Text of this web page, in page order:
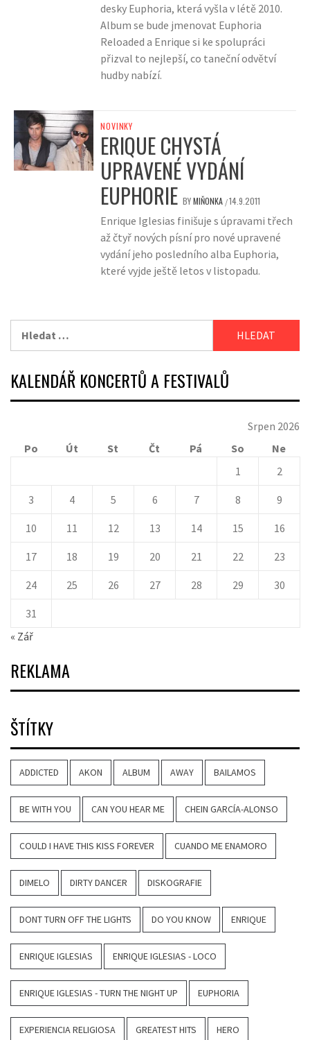
desky Euphoria, která vyšla v létě 2010.
Album se bude jmenovat Euphoria
Reloaded a Enrique si ke spolupráci
přizval to nejlepší, co taneční odvětví
hudby nabízí.
NOVINKY
ERIQUE CHYSTÁ
UPRAVENÉ VYDÁNÍ
EUPHORIE BYMIŇONKA /14.9.2011
Enrique Iglesias finišuje s úpravami třech
až čtyř nových písní pro nové upravené
vydání jeho posledního alba Euphoria,
které vyjde ještě letos v listopadu.
KALENDÁŘ KONCERTŮ A FESTIVALŮ
Srpen 2026
Po
Út St Čt Pá So
Ne
1
2
3 4 5 6 7 8 9
10 11 12 13 14 15 16
17 18 19 20 21 22 23
24 25 26 27 28 29 30
31
« Zář
REKLAMA
ŠTÍTKY
ADDICTED AKON ALBUM AWAY BAILAMOS
BE WITH YOU CAN YOU HEAR ME CHEIN GARCÍA-ALONSO
COULD I HAVE THIS KISS FOREVER CUANDO ME ENAMORO
DIMELO DIRTY DANCER DISKOGRAFIE
DONT TURN OFF THE LIGHTS DO YOU KNOW ENRIQUE
ENRIQUE IGLESIAS ENRIQUE IGLESIAS - LOCO
ENRIQUE IGLESIAS - TURN THE NIGHT UP EUPHORIA
EXPERIENCIA RELIGIOSA GREATEST HITS HERO